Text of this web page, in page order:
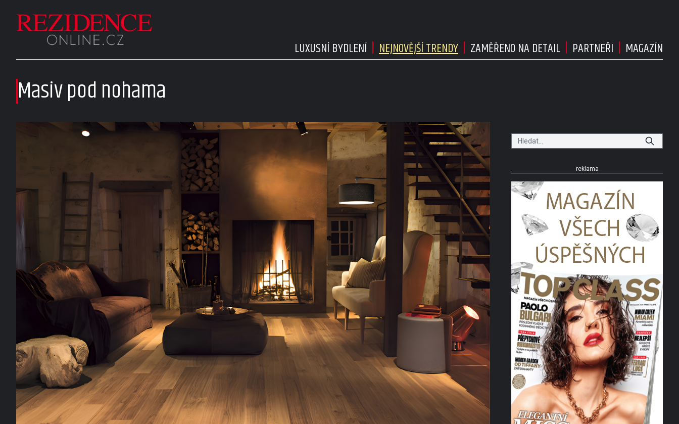
LUXUSNÍ BYDLENÍ NEJNOVĚJŠÍ TRENDY ZAMĚŘENO NA DETAIL PARTNEŘI MAGAZÍN
Masiv pod nohama
reklama